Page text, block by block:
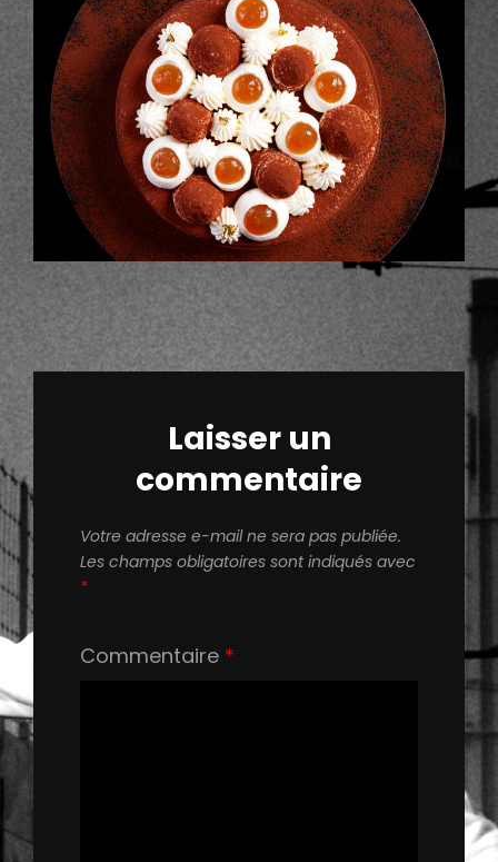
Laisser un
commentaire
Votre adresse e-mail ne sera pas publiée.
Les champs obligatoires sont indiqués avec
*
Commentaire *